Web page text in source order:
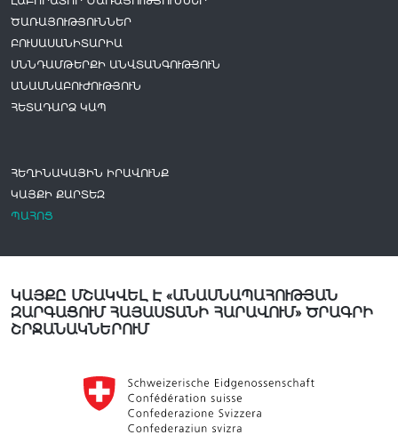
ԾԱՌԱՅՈՒԹՅՈՒՆՆԵՐ
ԲՈՒՍԱՍԱՆԻՏԱՐԻԱ
ՍՆՆԴԱՄԹԵՐՔԻ ԱՆՎՏԱՆԳՈՒԹՅՈՒՆ
ԱՆԱՍՆԱԲՈՒԺՈՒԹՅՈՒՆ
ՀԵՏԱԴԱՐՁ ԿԱՊ
ՀԵՂԻՆԱԿԱՅԻՆ ԻՐԱՎՈՒՆՔ
ԿԱՅՔԻ ՔԱՐՏԵԶ
ՊԱՀՈՑ
ԿԱՅՔԸ ՄՇԱԿՎԵԼ Է «ԱՆԱՍՆԱՊԱՀՈՒԹՅԱՆ
ԶԱՐԳԱՑՈՒՄ ՀԱՅԱՍՏԱՆԻ ՀԱՐԱՎՈՒՄ» ԾՐԱԳՐԻ
ՇՐՋԱՆԱԿՆԵՐՈՒՄ